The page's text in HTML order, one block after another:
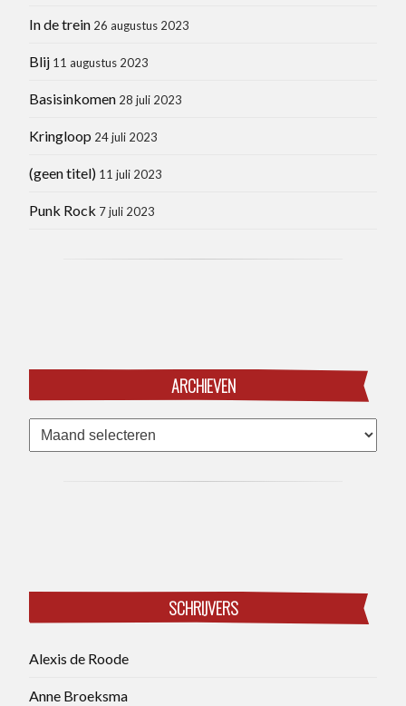
In de trein 26 augustus 2023
Blij 11 augustus 2023
Basisinkomen 28 juli 2023
Kringloop 24 juli 2023
(geen titel) 11 juli 2023
Punk Rock 7 juli 2023
ARCHIEVEN
Archieven
SCHRIJVERS
Alexis de Roode
Anne Broeksma